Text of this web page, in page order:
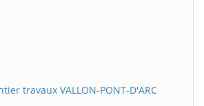
travaux VALLON-PONT-D'ARC